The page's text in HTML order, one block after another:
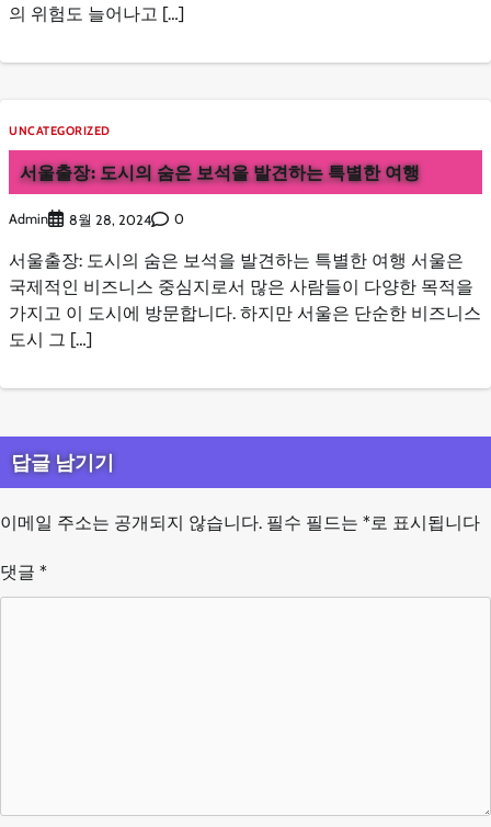
의 위험도 늘어나고 […]
UNCATEGORIZED
서울출장: 도시의 숨은 보석을 발견하는 특별한 여행
Admin 8월 28, 2024 0
서울출장: 도시의 숨은 보석을 발견하는 특별한 여행 서울은
국제적인 비즈니스 중심지로서 많은 사람들이 다양한 목적을
가지고 이 도시에 방문합니다. 하지만 서울은 단순한 비즈니스
도시 그 […]
답글 남기기
이메일 주소는 공개되지 않습니다. 필수 필드는 * 로 표시됩니다
댓글 *